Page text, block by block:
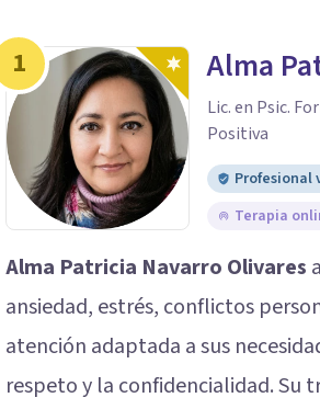
1 Alma
Lic. en Psic.
Positiva
Profesional
Terapia
Alma Patricia Navarro Olivares
ansiedad, estrés, conflictos
atención adaptada a sus
respeto y la confidencialidad. Su